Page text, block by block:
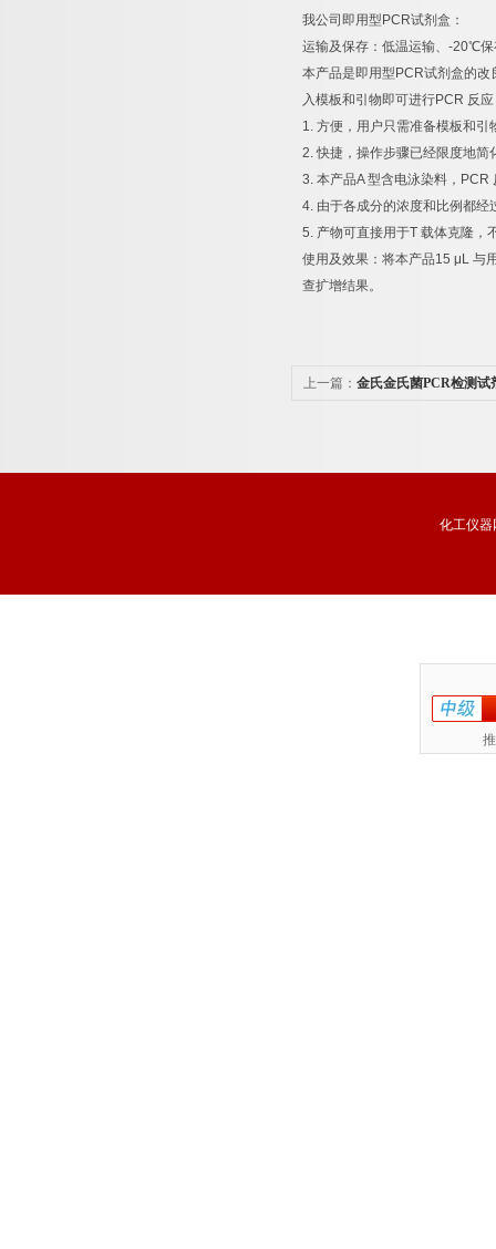
我公司即用型 PCR试剂盒：
运输及保存：低温运输、 -20℃
本产品是即用型 PCR试剂盒的改
入模板和引物即可进行PCR 反
1. 方便，用户只需准备模板和引
2.快捷，操作步骤已经限度地简
3. 本产品A型含电泳染料， PCR
4. 由于各成分的浓度和比例都
5. 产物可直接用于T 载体克隆，
使用及效果：将本产品15 μL 与
查扩增结果。
上一篇： 金氏金氏菌PCR检测试
化工仪器